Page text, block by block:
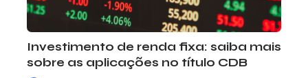
Investimento de renda fixa: saiba mais
sobre as aplicações no título CDB